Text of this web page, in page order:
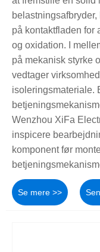
på kontaktfladen for
og oxidation. I
på mekanisk styrke
vedtager
isoleringsmateriale.
Wenzhou XiFa
inspicere
komponent før
Se mere >>